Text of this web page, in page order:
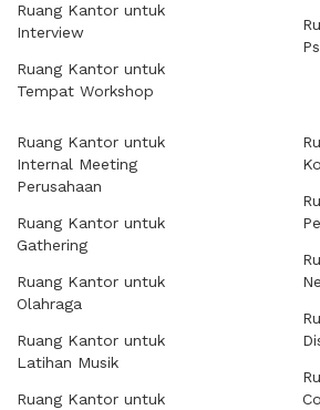
Ruang Kantor untuk
Interview
Ruang Kantor untuk
Tempat Workshop
Ruang Kantor untuk
Internal Meeting
Perusahaan
Ruang Kantor untuk
Gathering
Ruang Kantor untuk
Olahraga
Ruang Kantor untuk
Latihan Musik
Ruang Kantor untuk